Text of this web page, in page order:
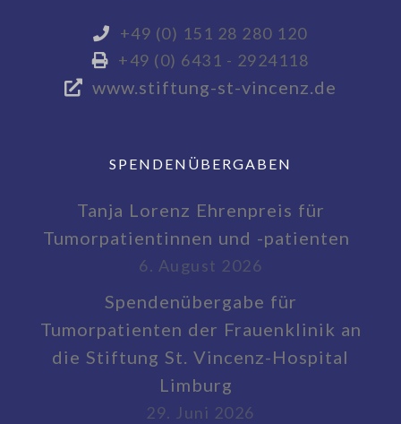
+49 (0) 151 28 280 120
+49 (0) 6431 - 2924118
www.stiftung-st-vincenz.de
SPENDENÜBERGABEN
Tanja Lorenz Ehrenpreis für
Tumorpatientinnen und -patienten
6. August 2026
Spendenübergabe für
Tumorpatienten der Frauenklinik an
die Stiftung St. Vincenz-Hospital
Limburg
29. Juni 2026